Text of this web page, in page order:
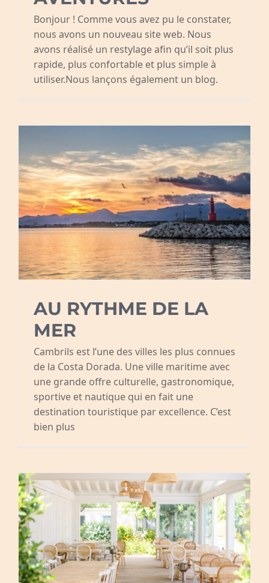
Événements
Contact
Français
Bonjour ! Comme vous avez pu le constater,
nous avons un nouveau site web. Nous
avons réalisé un restylage afin qu’il soit plus
rapide, plus confortable et plus simple à
utiliser.Nous lançons également un blog.
AU RYTHME DE LA
MER
Cambrils est l’une des villes les plus connues
de la Costa Dorada. Une ville maritime avec
une grande offre culturelle, gastronomique,
sportive et nautique qui en fait une
destination touristique par excellence. C’est
bien plus